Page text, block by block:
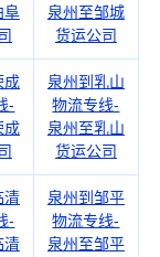
阜
泉州至邹城
货运公司
成
-
成
泉州到乳山
物流专线-
泉州至乳山
货运公司
清
-
清
泉州到邹平
物流专线-
泉州至邹平